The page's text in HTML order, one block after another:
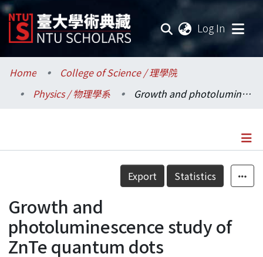
Log In
Communities & Collections
Research Outputs
Statistics
Home
College of Science / 理學院
Physics / 物理學系
Growth and photoluminescence study of ZnTe quantum dots
Details
Export Statistics
Growth and
photoluminescence study of
ZnTe quantum dots